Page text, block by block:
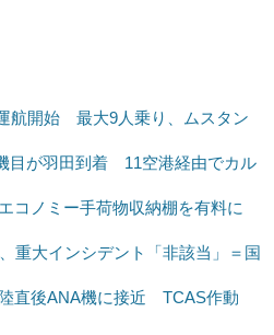
航開始 最大9人乗り、ムスタン
目が羽田到着 11空港経由でカル
コノミー手荷物収納棚を有料に
重大インシデント「非該当」＝国
直後ANA機に接近 TCAS作動